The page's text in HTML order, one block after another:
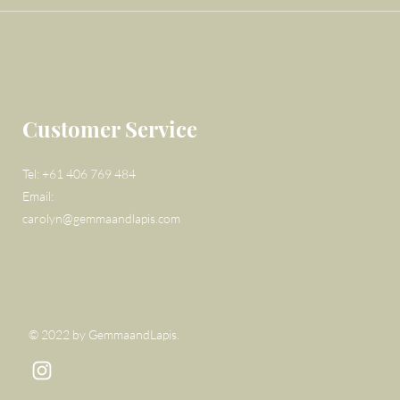
Customer Service
Tel: +61 406 769 484
Email:
carolyn@gemmaandlapis.com
© 2022 by GemmaandLapis.